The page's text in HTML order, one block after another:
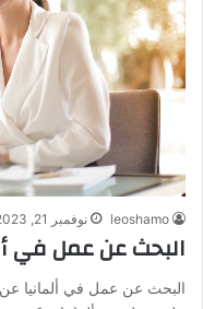
leoshamo نوفمبر 21, 2023
البحث عن عمل في
البحث عن عمل في ألمانيا